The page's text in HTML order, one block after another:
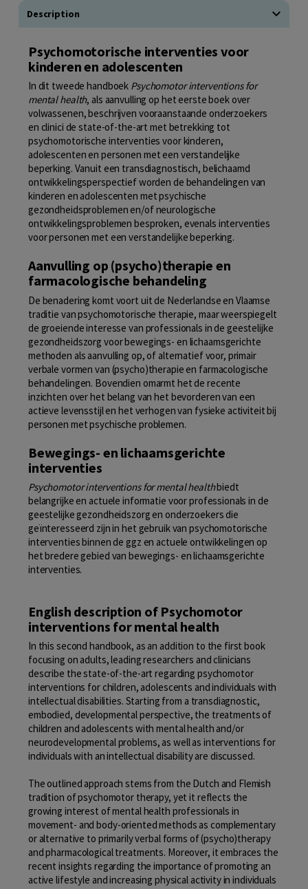
Description
Psychomotorische interventies voor
kinderen en adolescenten
In dit tweede handboek Psychomotor interventions for
mental health, als aanvulling op het eerste boek over
volwassenen, beschrijven vooraanstaande onderzoekers
en clinici de state-of-the-art met betrekking tot
psychomotorische interventies voor kinderen,
adolescenten en personen met een verstandelijke
beperking. Vanuit een transdiagnostisch, belichaamd
ontwikkelingsperspectief worden de behandelingen van
kinderen en adolescenten met psychische
gezondheidsproblemen en/of neurologische
ontwikkelingsproblemen besproken, evenals interventies
voor personen met een verstandelijke beperking.
Aanvulling op (psycho)therapie en
farmacologische behandeling
De benadering komt voort uit de Nederlandse en Vlaamse
traditie van psychomotorische therapie, maar weerspiegelt
de groeiende interesse van professionals in de geestelijke
gezondheidszorg voor bewegings- en lichaamsgerichte
methoden als aanvulling op, of alternatief voor, primair
verbale vormen van (psycho)therapie en farmacologische
behandelingen. Bovendien omarmt het de recente
inzichten over het belang van het bevorderen van een
actieve levensstijl en het verhogen van fysieke activiteit bij
personen met psychische problemen.
Bewegings- en lichaamsgerichte
interventies
Psychomotor interventions for mental healthbiedt
belangrijke en actuele informatie voor professionals in de
geestelijke gezondheidszorg en onderzoekers die
geïnteresseerd zijn in het gebruik van psychomotorische
interventies binnen de ggz en actuele ontwikkelingen op
het bredere gebied van bewegings- en lichaamsgerichte
interventies.
English description of Psychomotor
interventions for mental health
In this second handbook, as an addition to the first book
focusing on adults, leading researchers and clinicians
describe the state-of-the-art regarding psychomotor
interventions for children, adolescents and individuals with
intellectual disabilities. Starting from a transdiagnostic,
embodied, developmental perspective, the treatments of
children and adolescents with mental health and/or
neurodevelopmental problems, as well as interventions for
individuals with an intellectual disability are discussed.
The outlined approach stems from the Dutch and Flemish
tradition of psychomotor therapy, yet it reflects the
growing interest of mental health professionals in
movement- and body-oriented methods as complementary
or alternative to primarily verbal forms of (psycho)therapy
and pharmacological treatments. Moreover, it embraces the
recent insights regarding the importance of promoting an
active lifestyle and increasing physical activity in individuals